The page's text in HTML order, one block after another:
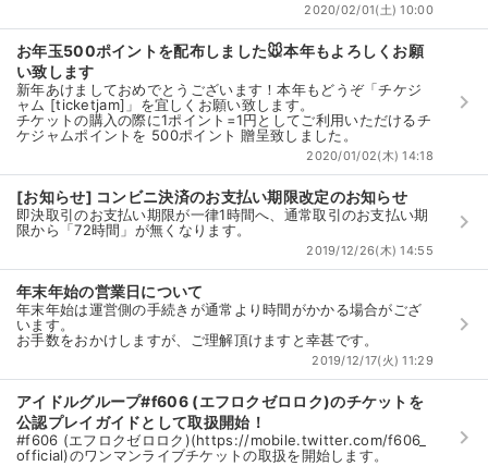
2020/02/01(土) 10:00
お年玉500ポイントを配布しました🐭本年もよろしくお願
い致します
新年あけましておめでとうございます！本年もどうぞ「チケジ
ャム [ticketjam]」を宜しくお願い致します。
チケットの購入の際に1ポイント=1円としてご利用いただけるチ
ケジャムポイントを 500ポイント 贈呈致しました。
2020/01/02(木) 14:18
keyboard_arrow_right
[お知らせ] コンビニ決済のお支払い期限改定のお知らせ
即決取引のお支払い期限が一律1時間へ、通常取引のお支払い期
限から「72時間」が無くなります。
2019/12/26(木) 14:55
keyboard_arrow_right
年末年始の営業日について
年末年始は運営側の手続きが通常より時間がかかる場合がござ
います。
お手数をおかけしますが、ご理解頂けますと幸甚です。
2019/12/17(火) 11:29
keyboard_arrow_right
アイドルグループ#f606 (エフロクゼロロク)のチケットを
公認プレイガイドとして取扱開始！
#f606 (エフロクゼロロク)(https://mobile.twitter.com/f606_
official)のワンマンライブチケットの取扱を開始します。
keyboard_arrow_right